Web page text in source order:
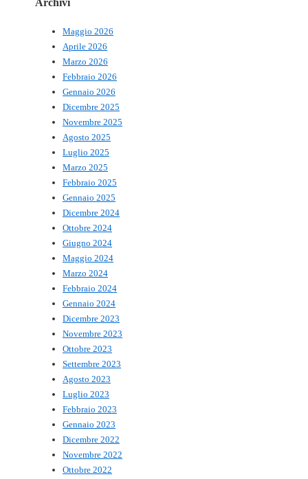
Archivi
Maggio 2026
Aprile 2026
Marzo 2026
Febbraio 2026
Gennaio 2026
Dicembre 2025
Novembre 2025
Agosto 2025
Luglio 2025
Marzo 2025
Febbraio 2025
Gennaio 2025
Dicembre 2024
Ottobre 2024
Giugno 2024
Maggio 2024
Marzo 2024
Febbraio 2024
Gennaio 2024
Dicembre 2023
Novembre 2023
Ottobre 2023
Settembre 2023
Agosto 2023
Luglio 2023
Febbraio 2023
Gennaio 2023
Dicembre 2022
Novembre 2022
Ottobre 2022